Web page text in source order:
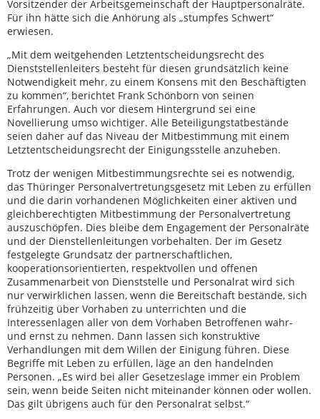
Vorsitzender der Arbeitsgemeinschaft der Hauptpersonalräte.
Für ihn hätte sich die Anhörung als „stumpfes Schwert“
erwiesen.
„Mit dem weitgehenden Letztentscheidungsrecht des
Dienststellenleiters besteht für diesen grundsätzlich keine
Notwendigkeit mehr, zu einem Konsens mit den Beschäftigten
zu kommen“, berichtet Frank Schönborn von seinen
Erfahrungen. Auch vor diesem Hintergrund sei eine
Novellierung umso wichtiger. Alle Beteiligungstatbestände
seien daher auf das Niveau der Mitbestimmung mit einem
Letztentscheidungsrecht der Einigungsstelle anzuheben.
Trotz der wenigen Mitbestimmungsrechte sei es notwendig,
das Thüringer Personalvertretungsgesetz mit Leben zu erfüllen
und die darin vorhandenen Möglichkeiten einer aktiven und
gleichberechtigten Mitbestimmung der Personalvertretung
auszuschöpfen. Dies bleibe dem Engagement der Personalräte
und der Dienstellenleitungen vorbehalten. Der im Gesetz
festgelegte Grundsatz der partnerschaftlichen,
kooperationsorientierten, respektvollen und offenen
Zusammenarbeit von Dienststelle und Personalrat wird sich
nur verwirklichen lassen, wenn die Bereitschaft bestände, sich
frühzeitig über Vorhaben zu unterrichten und die
Interessenlagen aller von dem Vorhaben Betroffenen wahr-
und ernst zu nehmen. Dann lassen sich konstruktive
Verhandlungen mit dem Willen der Einigung führen. Diese
Begriffe mit Leben zu erfüllen, läge an den handelnden
Personen. „Es wird bei aller Gesetzeslage immer ein Problem
sein, wenn beide Seiten nicht miteinander können oder wollen.
Das gilt übrigens auch für den Personalrat selbst.“